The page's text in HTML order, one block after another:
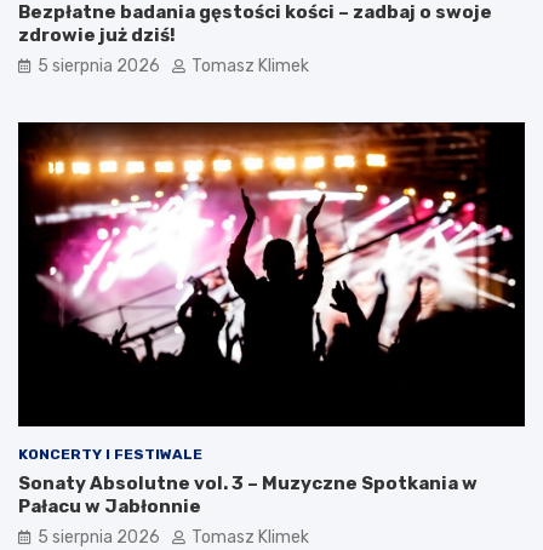
Bezpłatne badania gęstości kości – zadbaj o swoje
zdrowie już dziś!
5 sierpnia 2026 Tomasz Klimek
KONCERTY I FESTIWALE
Sonaty Absolutne vol. 3 – Muzyczne Spotkania w
Pałacu w Jabłonnie
5 sierpnia 2026 Tomasz Klimek